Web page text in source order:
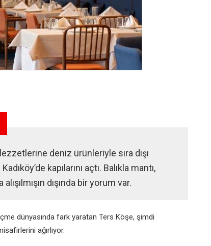
deniz ürünleriyle sıra dışı
kapılarını açtı. Balıkla mantı,
dışında bir yorum var.
dünyasında fark yaratan Ters Köşe, şimdi
ağırlıyor.